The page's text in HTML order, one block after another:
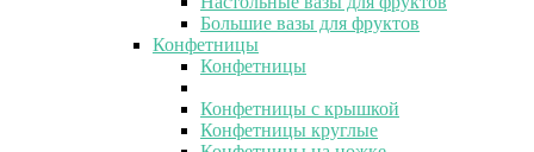
Большие вазы для фруктов
Конфетницы
Конфетницы
Конфетницы с крышкой
Конфетницы круглые